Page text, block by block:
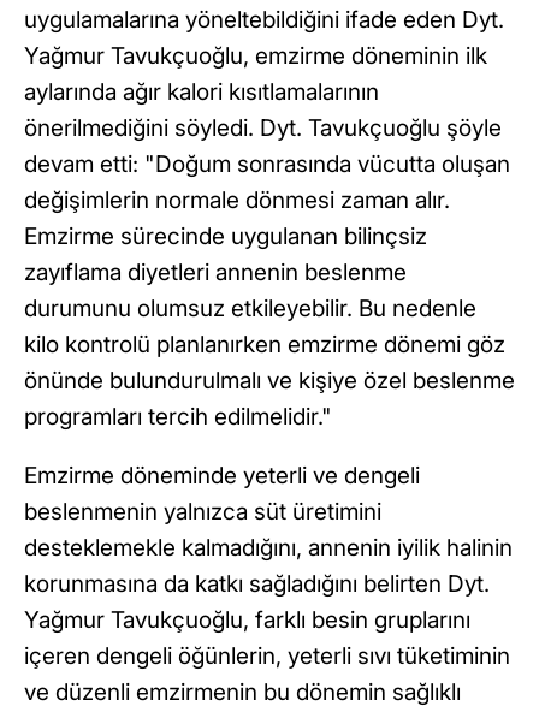
uygulamalarına yöneltebildiğini ifade eden Dyt.
Yağmur Tavukçuoğlu, emzirme döneminin ilk
aylarında ağır kalori kısıtlamalarının
önerilmediğini söyledi. Dyt. Tavukçuoğlu şöyle
devam etti: "Doğum sonrasında vücutta oluşan
değişimlerin normale dönmesi zaman alır.
Emzirme sürecinde uygulanan bilinçsiz
zayıflama diyetleri annenin beslenme
durumunu olumsuz etkileyebilir. Bu nedenle
kilo kontrolü planlanırken emzirme dönemi göz
önünde bulundurulmalı ve kişiye özel beslenme
programları tercih edilmelidir."
Emzirme döneminde yeterli ve dengeli
beslenmenin yalnızca süt üretimini
desteklemekle kalmadığını, annenin iyilik halinin
korunmasına da katkı sağladığını belirten Dyt.
Yağmur Tavukçuoğlu, farklı besin gruplarını
içeren dengeli öğünlerin, yeterli sıvı tüketiminin
ve düzenli emzirmenin bu dönemin sağlıklı